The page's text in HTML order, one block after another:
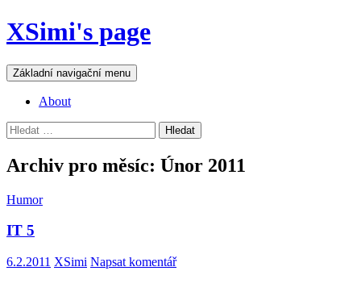
Přejít
k
webu
XSimi's page
Hledat
Základní navigační menu
About
Vyhledávání
Archiv pro měsíc: Únor 2011
Humor
IT 5
6.2.2011 XSimi Napsat komentář